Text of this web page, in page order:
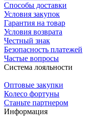
Способы доставки
Условия закупок
Гарантия на товар
Условия возврата
Честный знак
Безопасность платежей
Частые вопросы
Система лояльности
Оптовые закупки
Колесо фортуны
Станьте партнером
Информация